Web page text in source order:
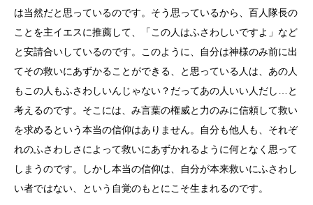
は当然だと思っているのです。そう思っているから、百人隊長の
ことを主イエスに推薦して、「この人はふさわしいですよ」など
と安請合いしているのです。このように、自分は神様のみ前に出
てその救いにあずかることができる、と思っている人は、あの人
もこの人もふさわしいんじゃない？だってあの人いい人だし…と
考えるのです。そこには、み言葉の権威と力のみに信頼して救い
を求めるという本当の信仰はありません。自分も他人も、それぞ
れのふさわしさによって救いにあずかれるように何となく思って
しまうのです。しかし本当の信仰は、自分が本来救いにふさわし
い者ではない、という自覚のもとにこそ生まれるのです。